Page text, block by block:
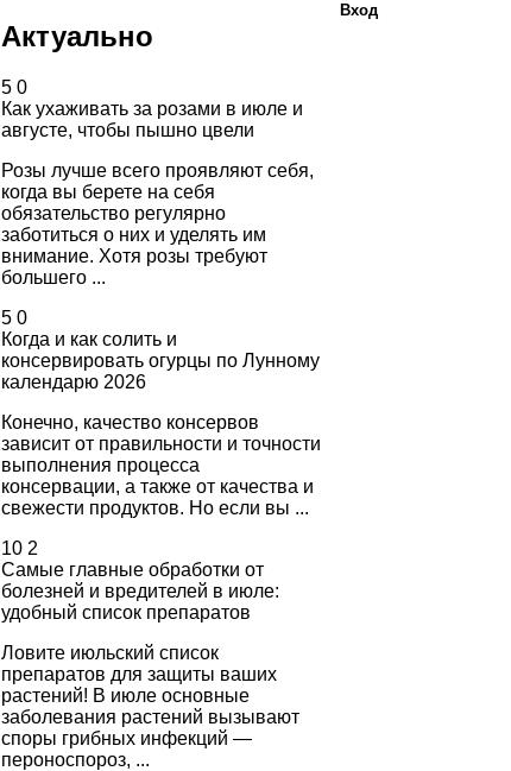
Актуально
5 0
Как ухаживать за розами в июле и
августе, чтобы пышно цвели
Розы лучше всего проявляют себя,
когда вы берете на себя
обязательство регулярно
заботиться о них и уделять им
внимание. Хотя розы требуют
большего ...
5 0
Когда и как солить и
консервировать огурцы по Лунному
календарю 2026
Конечно, качество консервов
зависит от правильности и точности
выполнения процесса
консервации, а также от качества и
свежести продуктов. Но если вы ...
10 2
Самые главные обработки от
болезней и вредителей в июле:
удобный список препаратов
Ловите июльский список
препаратов для защиты ваших
растений! В июле основные
заболевания растений вызывают
споры грибных инфекций —
пероноспороз, ...
Вход